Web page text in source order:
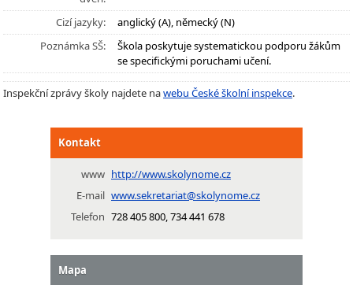
Cizí jazyky:
anglický (A), německý (N)
Poznámka SŠ:
Škola poskytuje systematickou podporu žákům
se specifickými poruchami učení.
Inspekční zprávy školy najdete nawebu České školní inspekce.
Kontakt
www http://www.skolynome.cz
E-mail www.sekretariat@skolynome.cz
Telefon 728 405 800, 734 441 678
Mapa